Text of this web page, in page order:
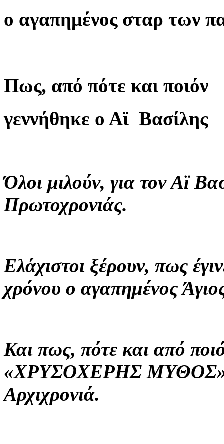
ο αγαπημένος σταρ των
Πως, από πότε και ποιόν
γεννήθηκε ο Αϊ Βασίλης
Όλοι μιλούν, για τον Αϊ
Πρωτοχρονιάς.
Ελάχιστοι ξέρουν, πως
χρόνου ο αγαπημένος
Και πως, πότε και από
«ΧΡΥΣΟΧΕΡΗΣ ΜΥΘΟΣ»
Αρχιχρονιά.